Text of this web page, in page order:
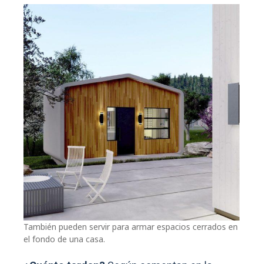
También pueden servir para armar espacios cerrados en
el fondo de una casa.